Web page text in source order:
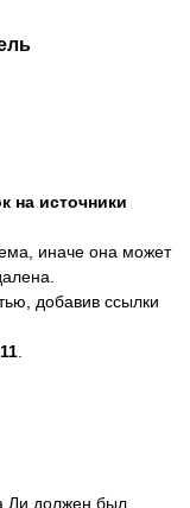
на источники
иначе она может
добавив ссылки
.
Ли должен был